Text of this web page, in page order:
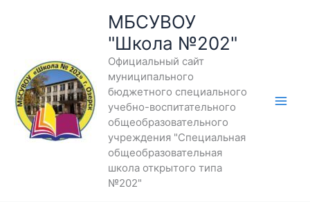
МБСУВОУ
"Школа №202"
Официальный сайт
муниципального
бюджетного специального
учебно-воспитательного
общеобразовательного
учреждения "Специальная
общеобразовательная
школа открытого типа
№202"